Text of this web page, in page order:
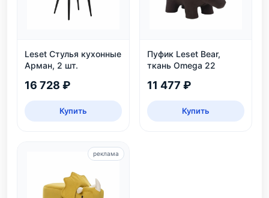
Leset Стулья кухонные
Арман, 2 шт.
16 728 ₽
Купить
Пуфик Leset Bear,
ткань Omega 22
11 477 ₽
Купить
реклама